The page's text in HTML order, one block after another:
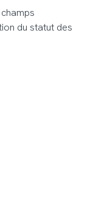
du statut des